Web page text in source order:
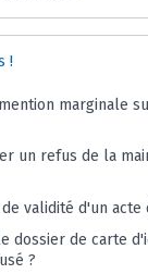
!
marginale
un refus de la
validité d'un acte
dossier de carte
?